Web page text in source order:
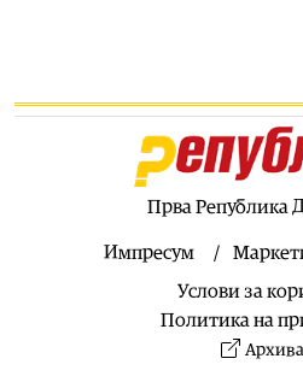
Технологија|Kаде исчезнаа
Системот ЕЕС прави
07.08.2026
Седум земји од ЕУ ја
блокадата на именувањето на
Прва Република
Импресум
Услови за
Политика на
Архива